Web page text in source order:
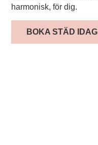
harmonisk, för dig.
BOKA STÄD IDAG